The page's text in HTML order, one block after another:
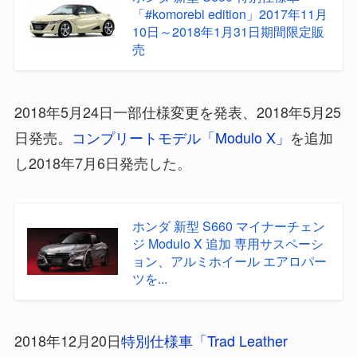
「#komorebi edition」2017年11月
10日～2018年1月31日期間限定販
売
2018年5月24日一部仕様変更を発表、2018年5月25
日発売。 コンプリートモデル「Modulo X」 を追加
し2018年7月6日発売した。
ホンダ 新型 S660 マイナーチェン
ジ Modulo X 追加 専用サスペーシ
ョン、アルミホイール エアロパー
ツを...
2018年12月20日特別仕様車「Trad Leather